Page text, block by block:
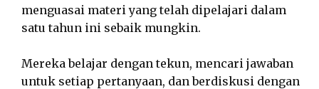
menguasai materi yang telah dipelajari dalam
satu tahun ini sebaik mungkin.
Mereka belajar dengan tekun, mencari jawaban
untuk setiap pertanyaan, dan berdiskusi dengan